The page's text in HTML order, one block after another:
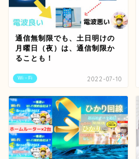
Wi－Fi
通信無制限でも、土日明けの
月曜日（夜）は、通信制限か
ることも！
2022-07-10